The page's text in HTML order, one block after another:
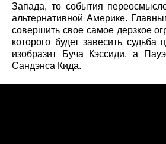
Запада, то события
альтернативной Америке.
совершить свое самое дерзкое
которого будет завесить
изобразит Буча Кэссиди, а
Сандэнса Кида.